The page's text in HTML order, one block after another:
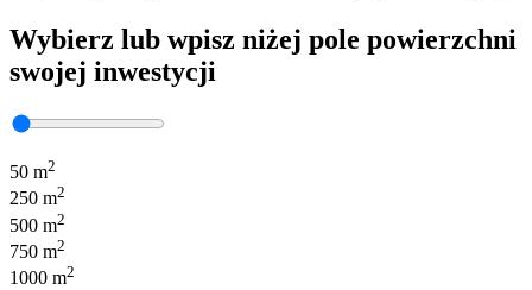
Wybierz lub wpisz niżej pole powierzchni
swojej inwestycji
50 m2
250 m2
500 m2
750 m2
1000 m2